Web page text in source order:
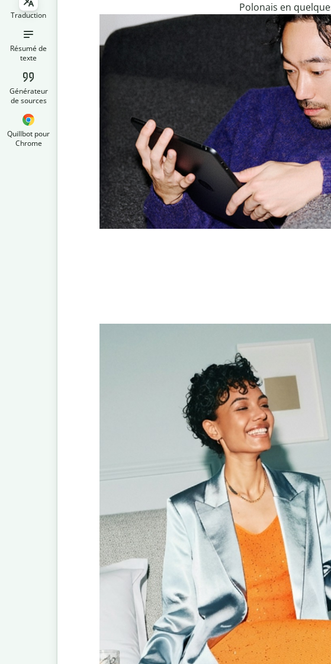
Traduction
Résumé de
texte
Générateur
de sources
Quillbot pour
Chrome
Polonais en